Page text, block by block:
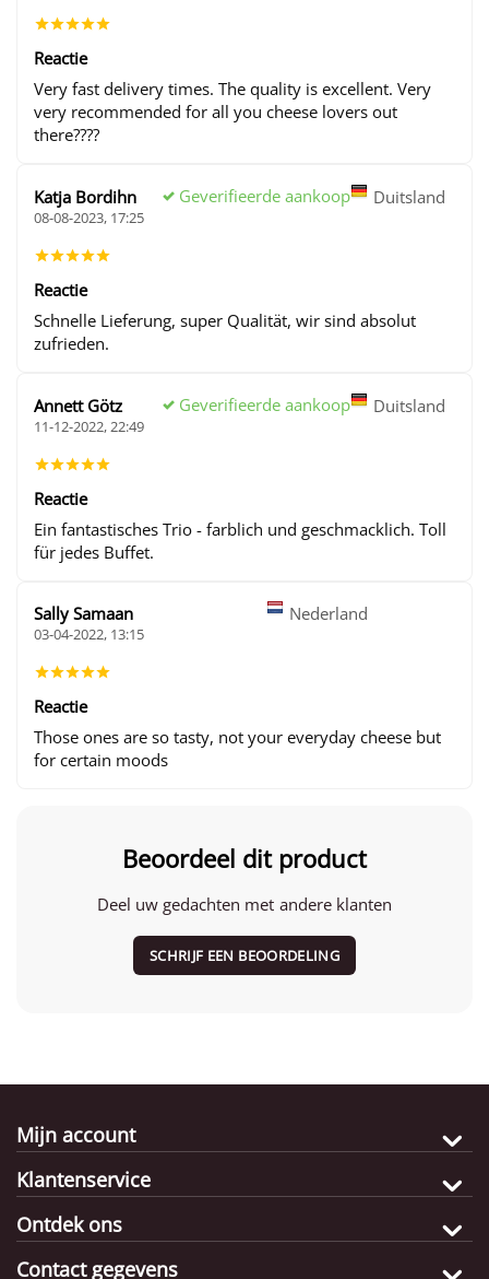
Reactie
Very fast delivery times. The quality is excellent. Very
very recommended for all you cheese lovers out
there????
Katja Bordihn Geverifieerde aankoop Duitsland
08-08-2023, 17:25
Reactie
Schnelle Lieferung, super Qualität, wir sind absolut
zufrieden.
Annett Götz Geverifieerde aankoop Duitsland
11-12-2022, 22:49
Reactie
Ein fantastisches Trio - farblich und geschmacklich. Toll
für jedes Buffet.
Sally Samaan Nederland
03-04-2022, 13:15
Reactie
Those ones are so tasty, not your everyday cheese but
for certain moods
Beoordeel dit product
Deel uw gedachten met andere klanten
SCHRIJF EEN BEOORDELING
Mijn account
Klantenservice
Ontdek ons
Contact gegevens